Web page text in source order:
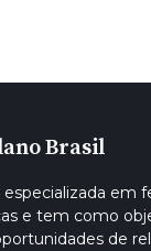
Brasil
especializada em
e tem como
de